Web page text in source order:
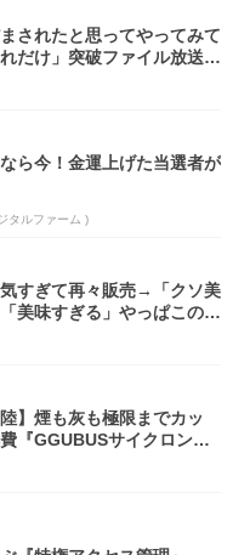
されたと思ってやってみて
れだけ」突破ファイル放送で
ら今！金運上げた当選者が
タルファーム )
すぎて再々販売→「クソ美
美味すぎる」やっぱこのク
陸】煙も灰も極限までカッ
『GGUBUSサイクロン焚